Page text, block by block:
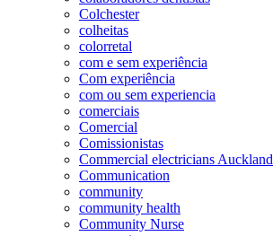
Colchester
colheitas
colorretal
com e sem experiência
Com experiência
com ou sem experiencia
comerciais
Comercial
Comissionistas
Commercial electricians Auckland
Communication
community
community health
Community Nurse